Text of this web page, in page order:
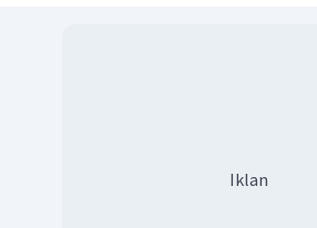
Iklan